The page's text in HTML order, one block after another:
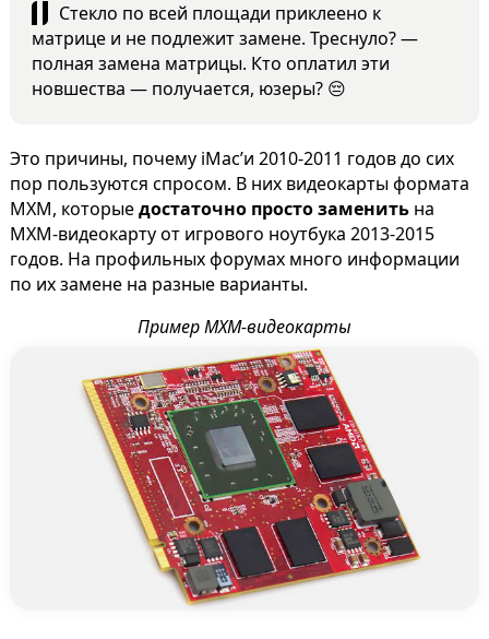
Стекло по всей площади приклеено к
матрице и не подлежит замене. Треснуло? —
полная замена матрицы. Кто оплатил эти
новшества — получается, юзеры? 😔
Это причины, почему iMac’и 2010-2011 годов до сих
пор пользуются спросом. В них видеокарты формата
MXM, которыедостаточно просто заменитьна
MXM-видеокарту от игрового ноутбука 2013-2015
годов. На профильных форумах много информации
по их замене на разные варианты.
Пример MXM-видеокарты